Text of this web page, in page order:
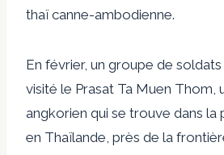
thaï canne-ambodienne.
En février, un groupe de
visité le Prasat Ta Muen Thom,
angkorien qui se trouve dans la
en Thaïlande, près de la